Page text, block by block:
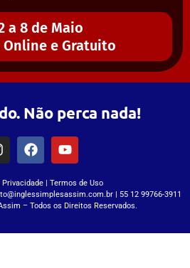
a 8 de Maio
Online e Gratuito
Não perca nada!
| Termos de Uso
| 55 12 99766-3911
– Todos os Direitos Reservados.